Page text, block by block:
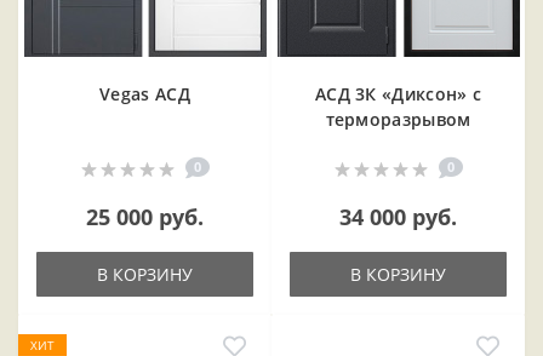
Vegas АСД
0
25 000 руб.
В КОРЗИНУ
АСД 3К «Диксон» с
терморазрывом
0
34 000 руб.
В КОРЗИНУ
ХИТ